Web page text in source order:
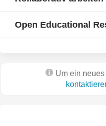
Open Educational
Um ein